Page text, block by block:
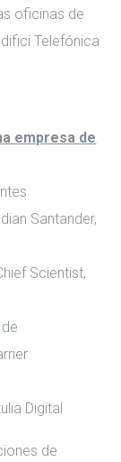
oficinas de
Telefónica
empresa de
Santander,
Scientist,
Digital
de